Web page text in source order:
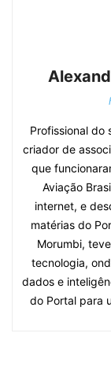
Profissional do
criador de
que
Aviação
internet, e
matérias do
Morumbi,
tecnologia,
dados e
do Portal para